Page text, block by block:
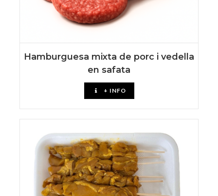
Hamburguesa mixta de porc i vedella
en safata
+ INFO